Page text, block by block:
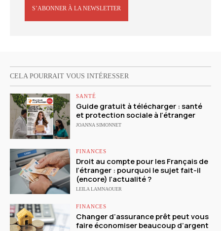
S’ABONNER À LA NEWSLETTER
CELA POURRAIT VOUS INTÉRESSER
SANTÉ
Guide gratuit à télécharger : santé
et protection sociale à l’étranger
JOANNA SIMONNET
FINANCES
Droit au compte pour les Français de
l’étranger : pourquoi le sujet fait-il
(encore) l’actualité ?
LEILA LAMNAOUER
FINANCES
Changer d’assurance prêt peut vous
faire économiser beaucoup d’argent